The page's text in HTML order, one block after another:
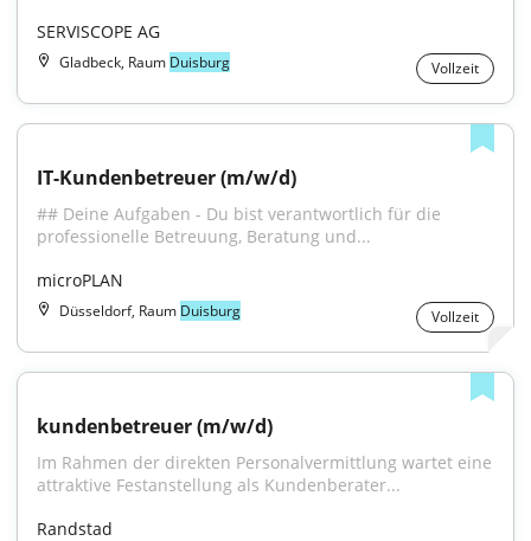
SERVISCOPE AG
Gladbeck, Raum Duisburg Vollzeit
IT-Kundenbetreuer (m/w/d)
## Deine Aufgaben - Du bist verantwortlich für die
professionelle Betreuung, Beratung und...
microPLAN
Düsseldorf, Raum Duisburg Vollzeit
kundenbetreuer (m/w/d)
Im Rahmen der direkten Personalvermittlung wartet eine
attraktive Festanstellung als Kundenberater...
Randstad